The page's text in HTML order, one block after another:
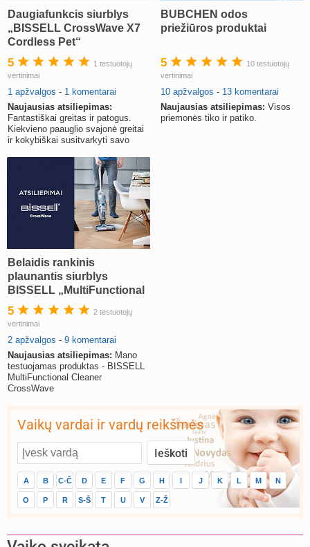
Daugiafunkcis siurblys
„BISSELL CrossWave X7
Cordless Pet“
5
1 testuotojų
vertinimai
1 apžvalgos - 1 komentarai
Naujausias atsiliepimas:
Fantastiškai greitas ir patogus.
Kiekvieno paauglio svajonė greitai
ir kokybiškai susitvarkyti savo
BUBCHEN odos
priežiūros produktai
5
10 testuotojų
vertinimai
10 apžvalgos - 13 komentarai
Naujausias atsiliepimas: Visos
priemonės tiko ir patiko.
Belaidis rankinis
plaunantis siurblys
BISSELL „MultiFunctional
Cleaner CrossWave“
(atsiliepimai)
5
2 testuotojų
vertinimai
2 apžvalgos - 9 komentarai
Naujausias atsiliepimas: Mano
testuojamas produktas - BISSELL
MultiFunctional Cleaner
CrossWave
Vaikų vardai ir vardų reikšmės
A B C-Č D E F G H J K L M N
O P R S-Š T U V Z-Ž